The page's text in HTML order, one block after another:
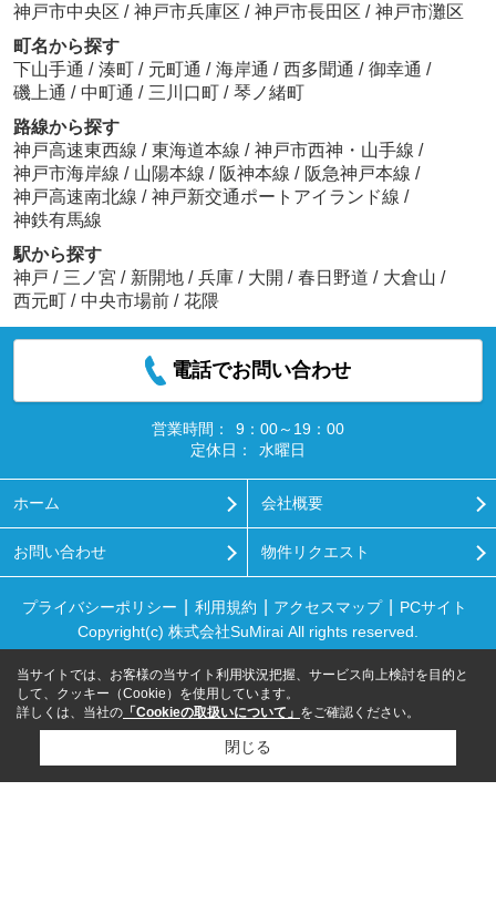
神戸市中央区 / 神戸市兵庫区 / 神戸市長田区 / 神戸市灘区
町名から探す
下山手通 / 湊町 / 元町通 / 海岸通 / 西多聞通 / 御幸通 /
磯上通 / 中町通 / 三川口町 / 琴ノ緒町
路線から探す
神戸高速東西線 / 東海道本線 / 神戸市西神・山手線 /
神戸市海岸線 / 山陽本線 / 阪神本線 / 阪急神戸本線 /
神戸高速南北線 / 神戸新交通ポートアイランド線 /
神鉄有馬線
駅から探す
神戸 / 三ノ宮 / 新開地 / 兵庫 / 大開 / 春日野道 / 大倉山 /
西元町 / 中央市場前 / 花隈
電話でお問い合わせ
営業時間：
9：00～19：00
定休日：
水曜日
ホーム 会社概要
お問い合わせ 物件リクエスト
プライバシーポリシー 利用規約 アクセスマップ
PCサイト
Copyright(c) 株式会社SuMirai All rights reserved.
当サイトでは、お客様の当サイト利用状況把握、サービス向上検討を目的と
して、クッキー（Cookie）を使用しています。
詳しくは、当社の 「Cookieの取扱いについて」 をご確認ください。
閉じる